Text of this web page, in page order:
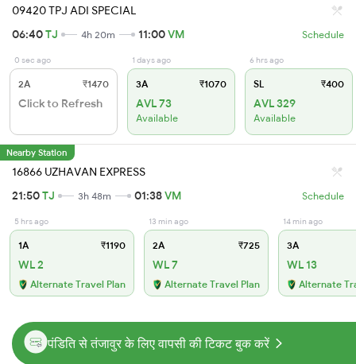
09420 TPJ ADI SPECIAL
06:40TJ 4h 20m 11:00VM Schedule
0 sec ago
2A ₹1470
Click to Refresh
1 days ago
3A ₹1070
AVL 73
Available
6 hrs ago
SL ₹400
AVL 329
Available
Nearby Station
16866 UZHAVAN EXPRESS
21:50TJ 3h 48m 01:38VM Schedule
5 hrs ago
1A ₹1190
WL 2
Alternate Travel Plan
13 min ago
2A ₹725
WL 7
Alternate Travel Plan
14 min ago
3A
WL 13
Alternate
पंडिति से तंजावुर के लिए वापसी की टिकट बुक करें